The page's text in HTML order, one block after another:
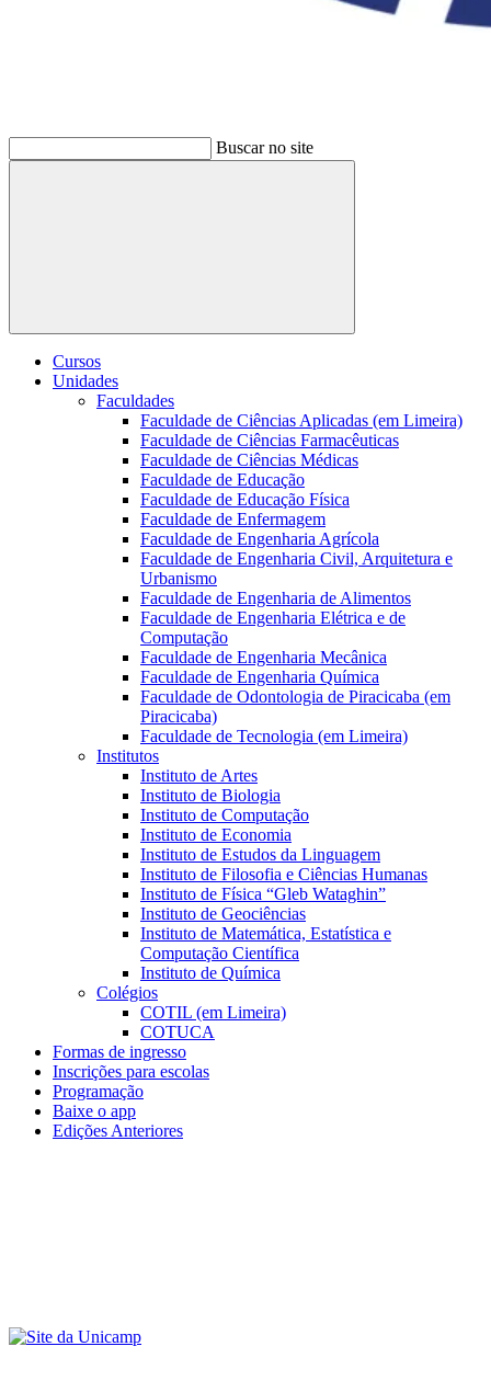
Buscar no site
Buscar
Cursos
Unidades
Faculdades
Faculdade de Ciências Aplicadas (em Limeira)
Faculdade de Ciências Farmacêuticas
Faculdade de Ciências Médicas
Faculdade de Educação
Faculdade de Educação Física
Faculdade de Enfermagem
Faculdade de Engenharia Agrícola
Faculdade de Engenharia Civil, Arquitetura e
Urbanismo
Faculdade de Engenharia de Alimentos
Faculdade de Engenharia Elétrica e de
Computação
Faculdade de Engenharia Mecânica
Faculdade de Engenharia Química
Faculdade de Odontologia de Piracicaba (em
Piracicaba)
Faculdade de Tecnologia (em Limeira)
Institutos
Instituto de Artes
Instituto de Biologia
Instituto de Computação
Instituto de Economia
Instituto de Estudos da Linguagem
Instituto de Filosofia e Ciências Humanas
Instituto de Física “Gleb Wataghin”
Instituto de Geociências
Instituto de Matemática, Estatística e
Computação Científica
Instituto de Química
Colégios
COTIL (em Limeira)
COTUCA
Formas de ingresso
Inscrições para escolas
Programação
Baixe o app
Edições Anteriores